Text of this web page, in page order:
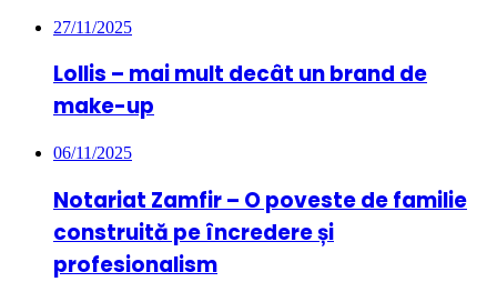
27/11/2025
Lollis – mai mult decât un brand de
make-up
06/11/2025
Notariat Zamfir – O poveste de familie
construită pe încredere și
profesionalism